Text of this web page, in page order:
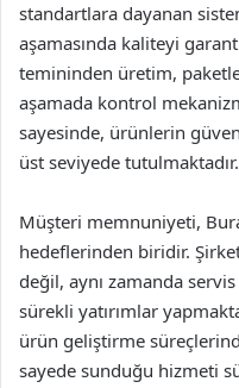
standartlara dayanan
aşamasında kaliteyi
temininden üretim,
aşamada kontrol
sayesinde, ürünlerin
üst seviyede tutulmaktadır.
Müşteri memnuniyeti,
hedeflerinden biridir.
değil, aynı zamanda
sürekli yatırımlar
ürün geliştirme
sayede sunduğu hizmeti